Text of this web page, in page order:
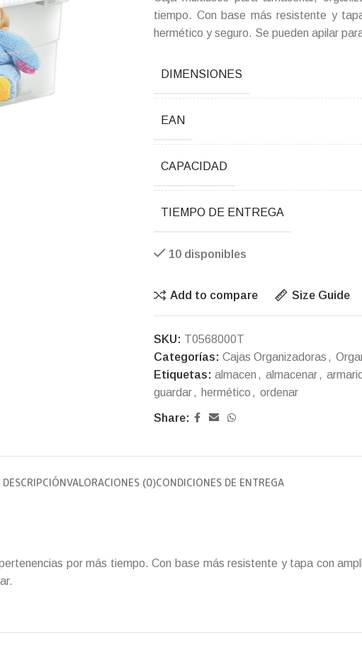
tiempo. Con base más resistente y
hermético y seguro. Se pueden apilar
DIMENSIONES
EAN
CAPACIDAD
TIEMPO DE ENTREGA
10 disponibles
Add to compare Size Guide
SKU: T0568000T
Categorías: Cajas Organizadoras ,
Etiquetas: almacen , almacenar,
guardar, hermético , ordenar
Share:
DESCRIPCIÓNVALORACIONES (0)CONDICIONES DE ENTREGA
por más tiempo. Con base más resistente y tapa con